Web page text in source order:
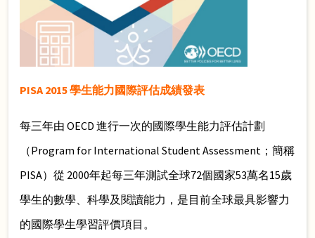
PISA 2015 學生能力國際評估成績發表
每三年由 OECD 進行一次的國際學生能力評估計劃
（Program for International Student Assessment；簡稱
PISA）從 2000年起每三年測試全球72個國家53萬名15歲
學生的數學、科學及閱讀能力，是目前全球最具影響力
的國際學生學習評價項目。